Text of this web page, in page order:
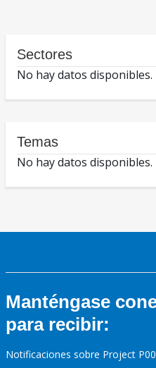
Sectores
No hay datos disponibles.
Temas
No hay datos disponibles.
Manténgase
para recibir:
Notificaciones sobre Project